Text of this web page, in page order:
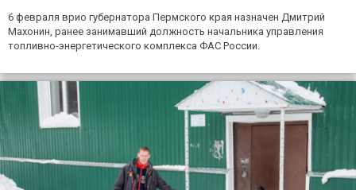
6 февраля врио губернатора Пермского края назначен Дмитрий
Махонин, ранее занимавший должность начальника управления
топливно-энергетического комплекса ФАС России.